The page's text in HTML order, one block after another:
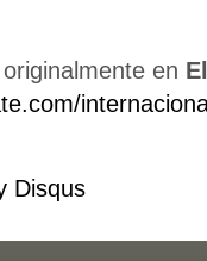
en El
Disqus